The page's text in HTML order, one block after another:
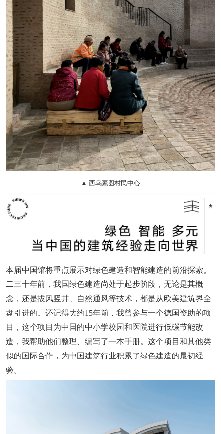
▲ 西乌素图村民中心
本届中国馆将重点展示对绿色建造和智能建造的前沿探索。
二三十年前，我国绿色建造尚处于起步阶段，无论是其概
念，还是拔风竖井、自然通风等技术，都是从欧美建筑界全
盘引进的。还记得大约15年前，我曾参与一个德国资助的项
目，这个项目为中国的中小学校园和医院进行低碳节能改
造，我帮助他们整理、编写了一本手册。这个项目和其他类
似的国际合作，为中国建筑行业积累了绿色建造的最初经
验。